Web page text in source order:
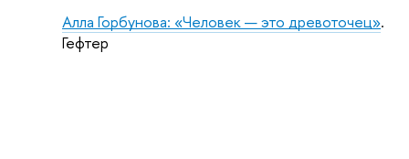
Алла Горбунова: «Человек — это древоточец».
Гефтер